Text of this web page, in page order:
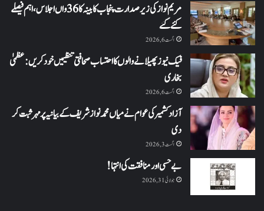
مریم نواز کی زیر صدارت پنجاب کابینہ کا 36واں اجلاس،اہم فیصلے
کئے گئے
اگست 6, 2026
فیک نیوز پھیلانے والوں کا احتساب صحافتی تنظیمیں خود کریں: عظمیٰ
بخاری
اگست 6, 2026
آزاد کشمیر کی عوام نے میاں محمد نواز شریف کے بیانیہ پر مہر ثبت کر
دی
اگست 3, 2026
بے حسی اور منافقت کی انتہا !
جولائی 31, 2026